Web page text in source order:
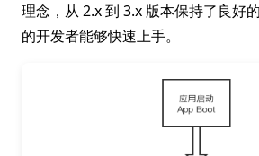
理念，从 2.x 到 3.x 版本保持了良好
的开发者能够快速上手。